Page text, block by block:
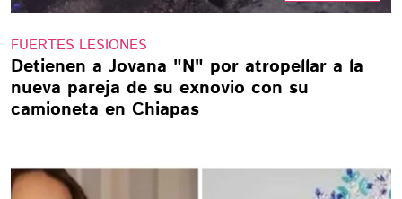
FUERTES LESIONES
Detienen a Jovana "N" por atropellar a la
nueva pareja de su exnovio con su
camioneta en Chiapas